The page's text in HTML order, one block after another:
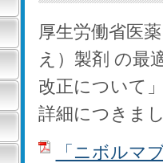
厚生労働省医
え）製剤 の最
改正について
詳細につきま
「ニボルマ